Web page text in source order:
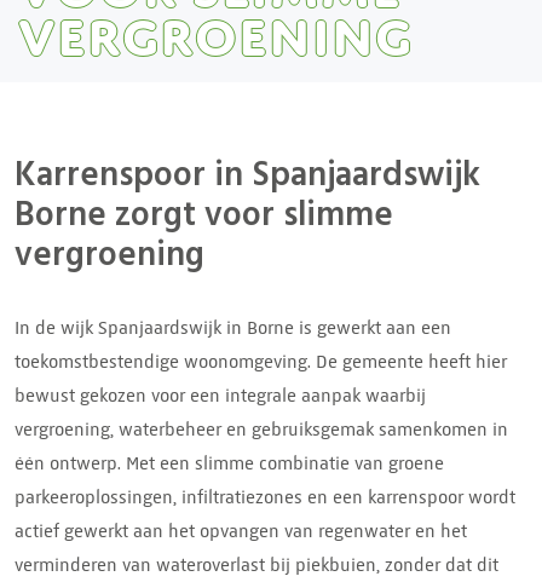
vergroening
Karrenspoor in Spanjaardswijk
Borne zorgt voor slimme
vergroening
In de wijk Spanjaardswijk in Borne is gewerkt aan een
toekomstbestendige woonomgeving. De gemeente heeft hier
bewust gekozen voor een integrale aanpak waarbij
vergroening, waterbeheer en gebruiksgemak samenkomen in
één ontwerp. Met een slimme combinatie van groene
parkeeroplossingen, infiltratiezones en een karrenspoor wordt
actief gewerkt aan het opvangen van regenwater en het
verminderen van wateroverlast bij piekbuien, zonder dat dit